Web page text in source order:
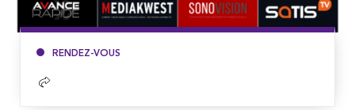
RENDEZ-VOUS
Lire